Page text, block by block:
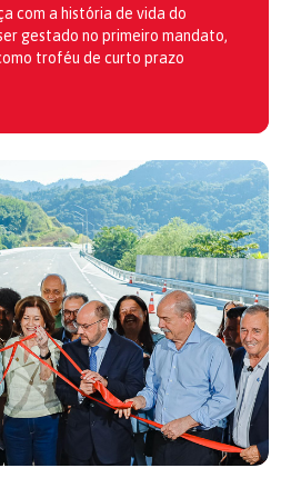
com a história de vida do
gestado no primeiro mandato,
troféu de curto prazo